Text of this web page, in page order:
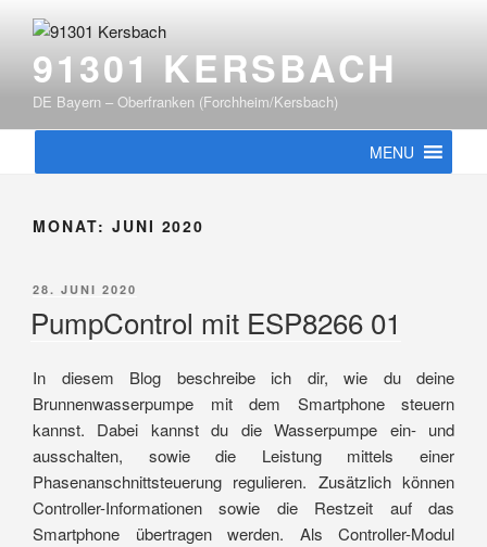
Inhalt
springen91301 KERSBACH
DE Bayern – Oberfranken (Forchheim/Kersbach)
MENU
MONAT: JUNI 2020
VERÖFFENTLICHT
28. JUNI 2020
PumpControl mit ESP8266 01
In diesem Blog beschreibe ich dir, wie du deine
Brunnenwasserpumpe mit dem Smartphone steuern
kannst. Dabei kannst du die Wasserpumpe ein- und
ausschalten, sowie die Leistung mittels einer
Phasenanschnittsteuerung regulieren. Zusätzlich können
Controller-Informationen sowie die Restzeit auf das
Smartphone übertragen werden. Als Controller-Modul